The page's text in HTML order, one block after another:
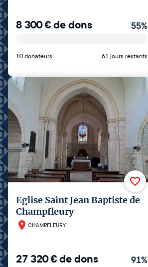
8 300€de dons 55%
10 donateurs 61 jours restants
Eglise Saint Jean Baptiste de
Champfleury
CHAMPFLEURY
27 320€de dons 91%